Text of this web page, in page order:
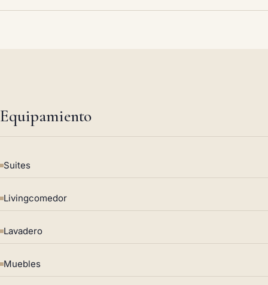
Equipamiento
Suites
Livingcomedor
Lavadero
Muebles